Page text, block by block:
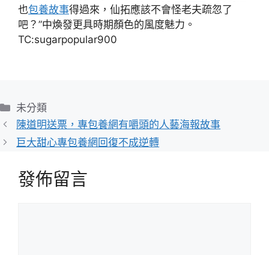
也包養故事得過來，仙拓應該不會怪老夫疏忽了
吧？”中煥發更具時期顏色的風度魅力。
TC:sugarpopular900
分
類
未分類
陳道明送票，專包養網有嚼頭的人藝海報故事
巨大甜心專包養網回復不成逆轉
發佈留言